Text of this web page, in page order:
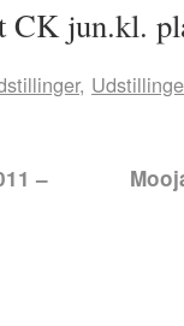
CK jun.kl.
,
–